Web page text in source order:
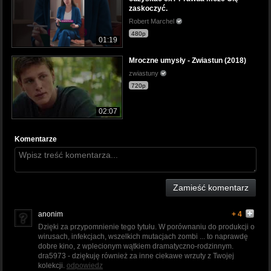
01:19
zaskoczyć.
Robert Marchel
480p
02:07
Mroczne umysły - Zwiastun (2018)
zwiastuny
720p
Komentarze
Zamieść komentarz
anonim
+ 4
Dzięki za przypomnienie tego tytułu. W porównaniu do produkcji o
wirusach, infekcjach, wszelkich mutacjach zombi ... to naprawdę
dobre kino, z wplecionym wątkiem dramatyczno-rodzinnym.
dra5973 - dziękuję również za inne ciekawe wrzuty z Twojej
kolekcji. odpowiedz